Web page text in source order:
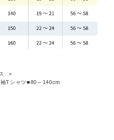
袖Tシャツ■80～140cm